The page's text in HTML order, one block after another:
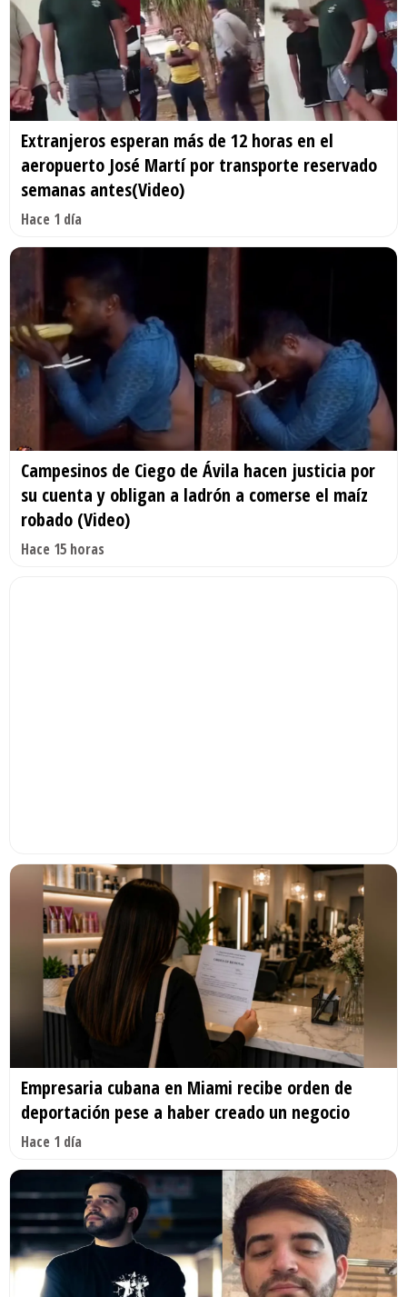
Extranjeros esperan más de 12 horas en el
aeropuerto José Martí por transporte reservado
semanas antes(Video)
Hace 1 día
Campesinos de Ciego de Ávila hacen justicia por
su cuenta y obligan a ladrón a comerse el maíz
robado (Video)
Hace 15 horas
Empresaria cubana en Miami recibe orden de
deportación pese a haber creado un negocio
Hace 1 día